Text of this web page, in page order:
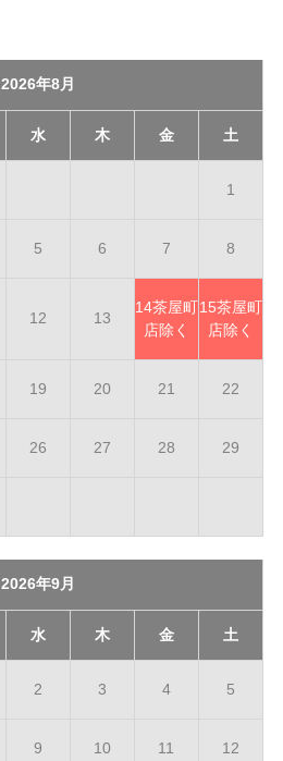
2026年8月
水 木 金 土
1
5 6 7 8
12 13
14茶屋町
店除く
15茶屋町
店除く
19 20 21 22
26 27 28 29
2026年9月
水 木 金 土
2 3 4 5
9 10 11 12